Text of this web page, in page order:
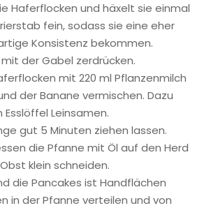
Haferflocken und häxelt sie einmal
fein, sodass sie eine eher
Konsistenz bekommen.
der Gabel zerdrücken.
mit 220 ml Pflanzenmilch
der Banane vermischen. Dazu
Leinsamen.
gut 5 Minuten ziehen lassen.
die Pfanne mit Öl auf den Herd
klein schneiden.
die Pancakes ist Handflächen
in der Pfanne verteilen und von